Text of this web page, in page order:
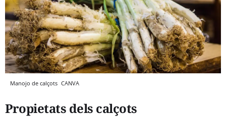
Manojo de calçots CANVA
Propietats dels calçots